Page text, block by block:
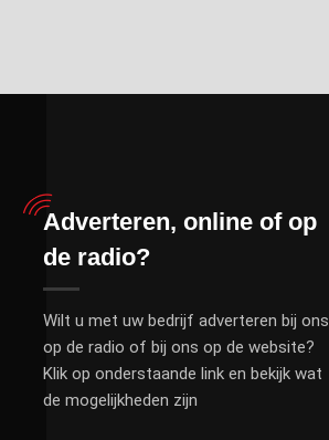
Adverteren, online of op
de radio?
Wilt u met uw bedrijf adverteren bij ons
op de radio of bij ons op de website?
Klik op onderstaande link en bekijk wat
de mogelijkheden zijn